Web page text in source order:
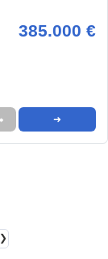
385.000 €
➜